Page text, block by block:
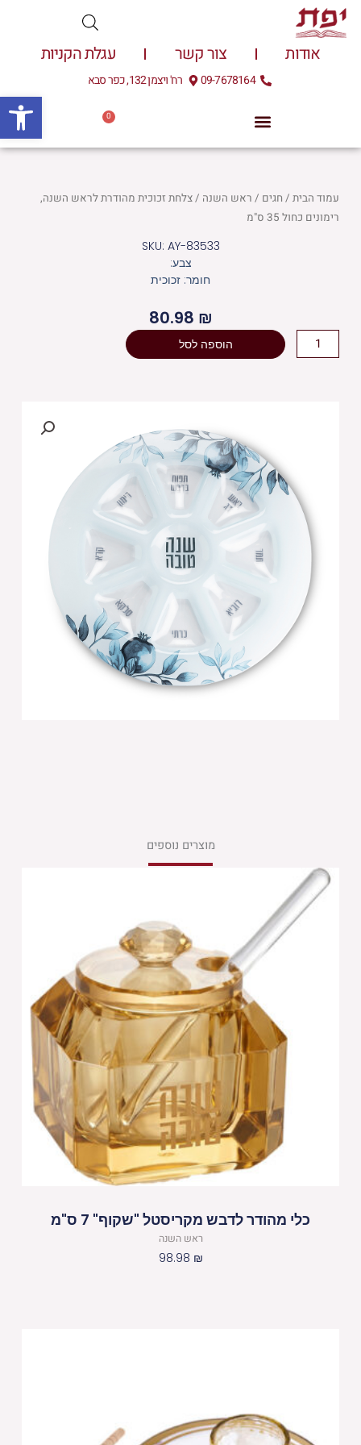
דילוג
לתוכן
אודות צור קשר עגלת הקניות
09-7678164 רח' ויצמן 132, כפר סבא
0
עגלת
עמוד הבית/ חגים / ראש השנה / צלחת זכוכית מהודרת לראש השנה,
רימונים כחול 35 ס"מ
SKU: AY-83533
צבע:
חומר: זכוכית
80.98 ₪
כמות
של
הוספה לסל
מוצרים נוספים
כלי מהודר לדבש מקריסטל "שקוף" 7 ס"מ
ראש השנה
98.98 ₪